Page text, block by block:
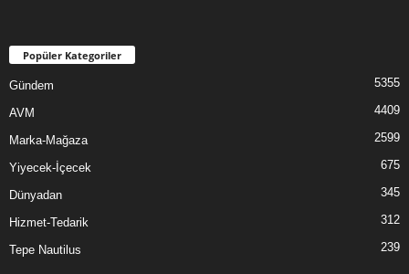
Popüler Kategoriler
Gündem 5355
AVM 4409
Marka-Mağaza 2599
Yiyecek-İçecek 675
Dünyadan 345
Hizmet-Tedarik 312
Tepe Nautilus 239